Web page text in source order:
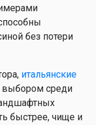
без потери
итальянские
среди
быстрее, чище и